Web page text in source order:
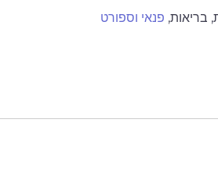
בריאות, פנאי וספורט